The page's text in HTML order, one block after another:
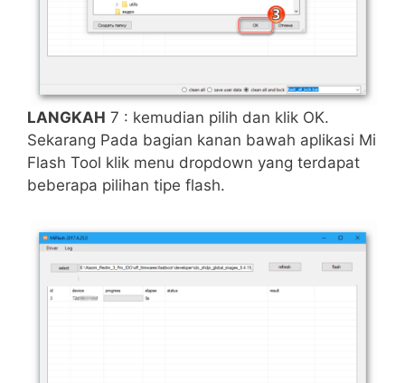
LANGKAH 7 : kemudian pilih dan klik OK.
Sekarang Pada bagian kanan bawah aplikasi Mi
Flash Tool klik menu dropdown yang terdapat
beberapa pilihan tipe flash.